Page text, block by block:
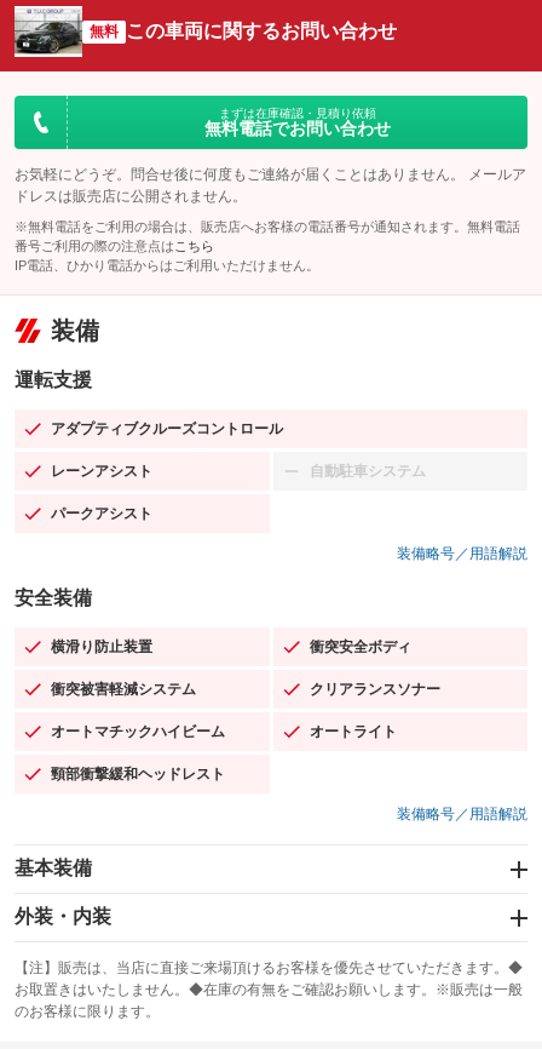
無料 この車両に関するお問い合わせ
まずは在庫確認・見積り依頼
無料電話でお問い合わせ
お気軽にどうぞ。問合せ後に何度もご連絡が届くことはありません。 メールア
ドレスは販売店に公開されません。
※無料電話をご利用の場合は、販売店へお客様の電話番号が通知されます。無料電話
番号ご利用の際の注意点は こちら
IP電話、ひかり電話からはご利用いただけません。
装備
運転支援
アダプティブクルーズコントロール
：装備あり
レーンアシスト
：装備あり 自動駐車システム
：装備なし
パークアシスト
：装備あり
装備略号／用語解説
安全装備
横滑り防止装置
：装備あり 衝突安全ボディ
：装備あり
衝突被害軽減システム
：装備あり クリアランスソナー
：装備あり
オートマチックハイビーム
：装備あり オートライト
：装備あり
頸部衝撃緩和ヘッドレスト
：装備あり
装備略号／用語解説
基本装備
エアバッグ：運転席/助手席/サイド
：装備あり
：装備なし
サンルーフ
：装備なし ABS
外装・内装
カーナビ：HDDナビ
：装備あり
TV：フルセグ
：装備あり
【注】販売は、当店に直接ご来場頂けるお客様を優先させていただきます。◆
お取置きはいたしません。◆在庫の有無をご確認お願いします。※販売は一般
のお客様に限ります。